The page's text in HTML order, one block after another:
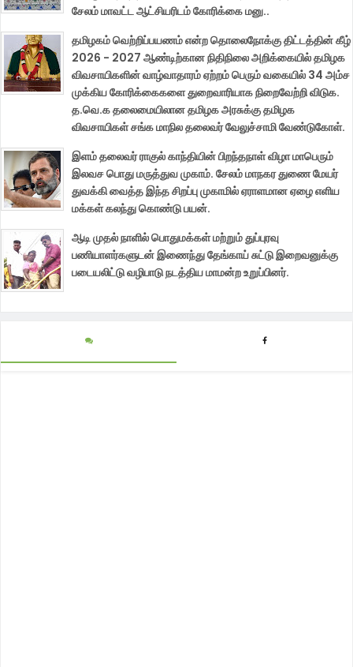
சேலம் மாவட்ட ஆட்சியரிடம் கோரிக்கை மனு..
தமிழகம் வெற்றிப்பயணம் என்ற தொலைநோக்கு திட்டத்தின் கீழ்
2026 - 2027 ஆண்டிற்கான நிதிநிலை அறிக்கையில் தமிழக
விவசாயிகளின் வாழ்வாதாரம் ஏற்றம் பெரும் வகையில் 34 அம்ச
முக்கிய கோரிக்கைகளை துறைவாரியாக நிறைவேற்றி விடுக.
த.வெ.க தலைமையிலான தமிழக அரசுக்கு தமிழக
விவசாயிகள் சங்க மாநில தலைவர் வேலுச்சாமி வேண்டுகோள்.
இளம் தலைவர் ராகுல் காந்தியின் பிறந்தநாள் விழா மாபெரும்
இலவச பொது மருத்துவ முகாம். சேலம் மாநகர துணை மேயர்
துவக்கி வைத்த இந்த சிறப்பு முகாமில் ஏராளமான ஏழை எளிய
மக்கள் கலந்து கொண்டு பயன்.
ஆடி முதல் நாளில் பொதுமக்கள் மற்றும் துப்புரவு
பணியாளர்களுடன் இணைந்து தேங்காய் சுட்டு இறைவனுக்கு
படையலிட்டு வழிபாடு நடத்திய மாமன்ற உறுப்பினர்.